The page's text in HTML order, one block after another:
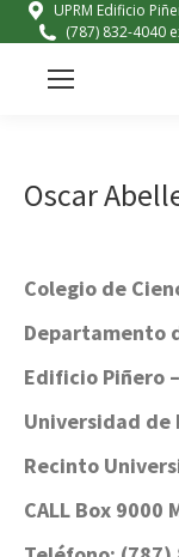
UPRM Edificio
(787) 832-4040
Oscar
Colegio de
Departamento
Edificio Piñero
Universidad de
Recinto
CALL Box 9000